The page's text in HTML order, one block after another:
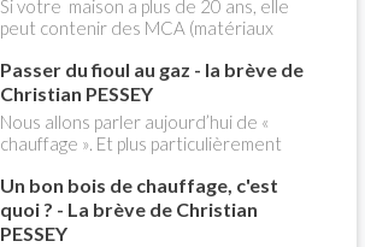
ce qu'il faut savoir sur la nouvelle
modification du système "heures
creuses" qui concerne près de 15
millions de Français !
Si votre maison a plus de 20 ans, elle
peut contenir des MCA (matériaux
panique, on fait le point dans notre
flash news n°3 spéciale Amiante et
ses dangers avec Christian Pessey
Passer du fioul au gaz - la brève de
Christian PESSEY
Nous allons parler aujourd’hui de «
chauffage ». Et plus particulièrement
aborder l’abandon du fioul au profit du
gaz.
Un bon bois de chauffage, c'est
quoi ? - La brève de Christian
PESSEY